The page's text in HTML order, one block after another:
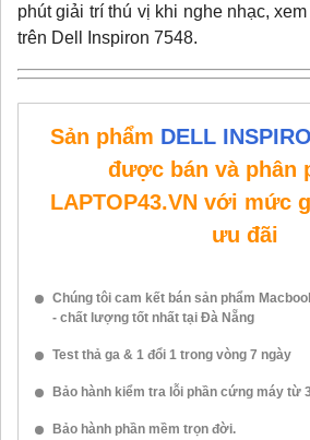
phút giải trí thú vị khi nghe nhạc,
trên Dell Inspiron 7548.
Sản phẩm DELL
được bán và phân
LAPTOP43.VN với mức
ưu đãi
Chúng tôi cam kết bán sản phẩm
- chất lượng tốt nhất tại Đà Nẵng
Test thả ga & 1 đổi 1 trong vòng 7 ngày
Bảo hành kiểm tra lỗi phần cứng máy từ
Bảo hành phần mềm trọn đời.